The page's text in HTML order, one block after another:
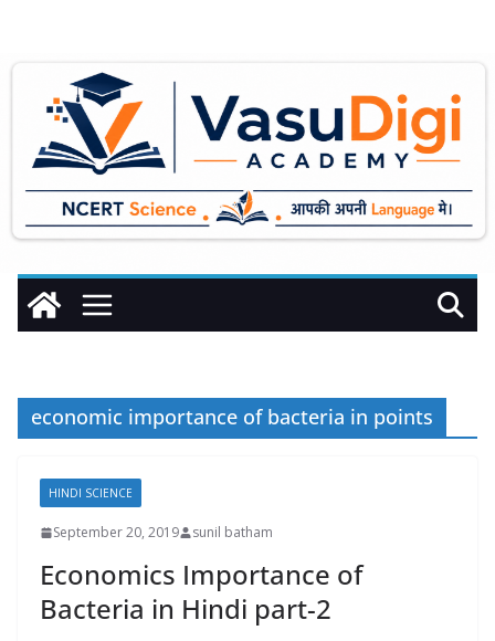
economic importance of bacteria in points
HINDI SCIENCE
September 20, 2019 sunil batham
Economics Importance of
Bacteria in Hindi part-2